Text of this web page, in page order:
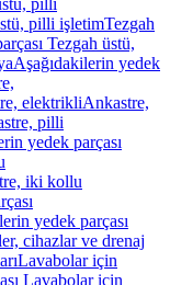
pilli
pilli işletimTezgah
Tezgah üstü,
Aşağıdakilerin yedek
elektrikliAnkastre,
pilli
yedek parçası
iki kollu
yedek parçası
cihazlar ve drenaj
Lavabolar için
Lavabolar için